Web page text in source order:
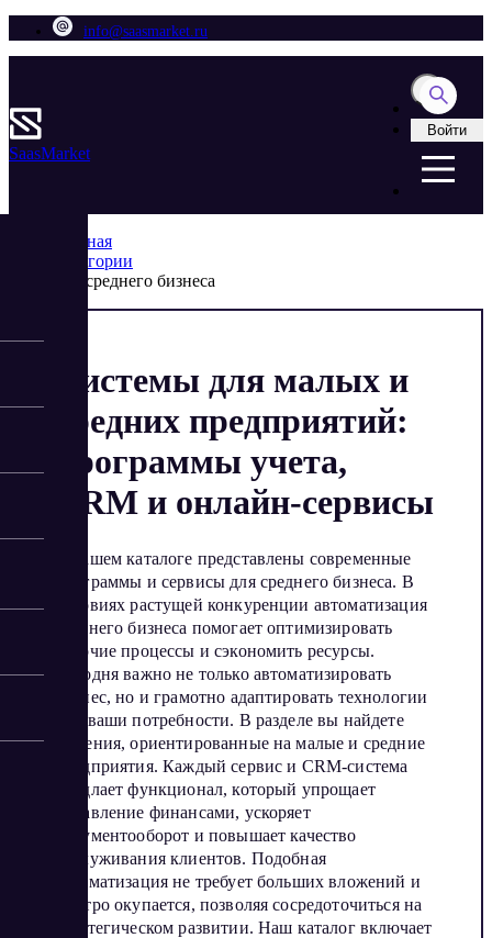
info@saasmarket.ru
SaasMarket
Войти
Главная
Категории
Для среднего бизнеса
Системы для малых и
средних предприятий:
программы учета,
CRM и онлайн-сервисы
В нашем каталоге представлены современные
программы и сервисы для среднего бизнеса. В
условиях растущей конкуренции автоматизация
среднего бизнеса помогает оптимизировать
рабочие процессы и сэкономить ресурсы.
Сегодня важно не только автоматизировать
бизнес, но и грамотно адаптировать технологии
под ваши потребности. В разделе вы найдете
решения, ориентированные на малые и средние
предприятия. Каждый сервис и CRM-система
предлает функционал, который упрощает
управление финансами, ускоряет
документооборот и повышает качество
обслуживания клиентов. Подобная
автоматизация не требует больших вложений и
быстро окупается, позволяя сосредоточиться на
стратегическом развитии. Наш каталог включает